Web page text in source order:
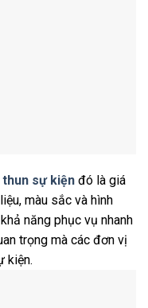
thun sự kiện đó là giá
màu sắc và hình
năng phục vụ nhanh
trọng mà các đơn vị
kiện.